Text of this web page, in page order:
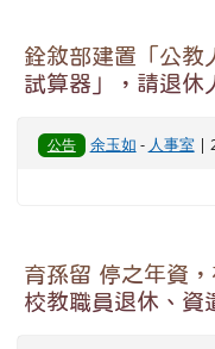
銓敘部建置「公教
試算器」，請退休
公告 余玉如 - 人事室 |
育孫留 停之年資
校教職員退休、資